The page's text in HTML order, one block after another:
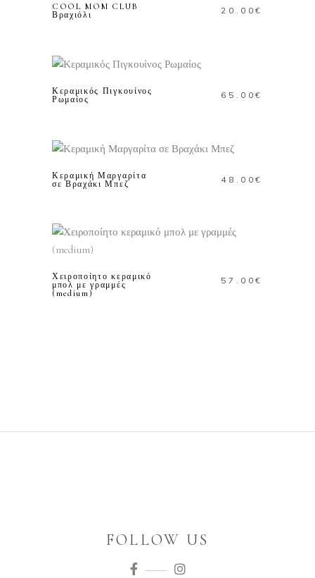
COOL MOM CLUB
Βραχιόλι
20.00€
Κεραμικός Πιγκουίνος
Ρωμαίος
65.00€
Κεραμική Μαργαρίτα
σε Βραχάκι Μπεζ
48.00€
ΠΡΟΣΘΗΚΗ ΣΤΟ
Χειροποίητο κεραμικό
μπολ με γραμμές
(medium)
57.00€
FOLLOW US